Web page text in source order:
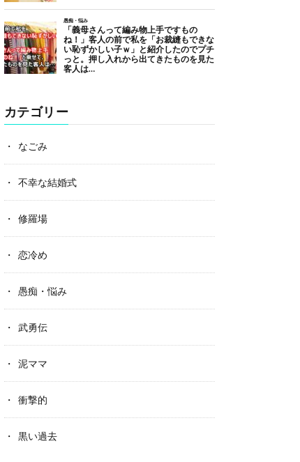
カテゴリー
なごみ
不幸な結婚式
修羅場
恋冷め
愚痴・悩み
武勇伝
泥ママ
衝撃的
黒い過去